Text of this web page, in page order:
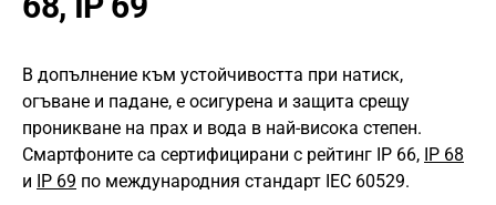
В допълнение към устойчивостта при натиск,
огъване и падане, е осигурена и защита срещу
проникване на прах и вода в най-висока степен.
Смартфоните са сертифицирани с рейтинг IP 66, IP 68
и IP 69 по международния стандарт IEC 60529.